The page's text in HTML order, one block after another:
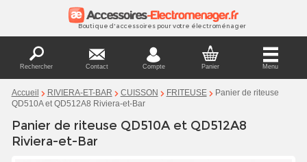
Boutique d'accessoires pour votre électroménager
Rechercher Contact Compte Panier Menu
Accueil RIVIERA-ET-BAR CUISSON FRITEUSE
Panier de riteuse
QD510A et QD512A8 Riviera-et-Bar
Panier de riteuse QD510A et QD512A8
Riviera-et-Bar